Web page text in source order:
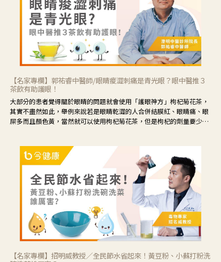
【名家專欄】郭祐睿中醫師/眼睛痠澀刺痛是青光眼？眼中醫推３
茶飲有助護眼！
大部分的患者覺得關於眼睛的問題就會使用「護眼神方」枸杞菊花茶，
其實不盡然如此，舉例來說若是眼睛乾澀的人合併結膜紅、眼睛痛、眼
屎多而且顏色黃，當然就可以使用枸杞菊花茶，但是枸杞的劑量要少，
候就要使用菊花、金銀花來治療；假如單純的眼睛乾澀，結膜沒有紅，
眼睛周圍沒有眼屎，這種情況是屬於「陰虛」，就可以使用枸杞、蓮
藕、麥門冬、山藥等比較滋潤的藥材，效果就更顯著。
【名家專欄】招明威教授／全民節水省起來！黃豆粉、小蘇打粉洗